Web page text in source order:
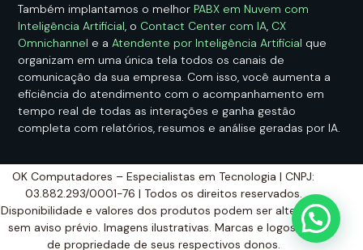
Também implantamos o melhor PABX em Nuvem com
Inteligência Artificial, o Contact Center com IA, CX
Omnichannel e aAtendente por Inteligência Artificial que
organizam em uma única tela todos os canais de
comunicação da sua empresa. Com isso, você aumenta a
eficiência do atendimento com o acompanhamento em
tempo real de todas as interações e ganha gestão
completa com relatórios, resumos e análise geradas por IA.
OK Computadores – Especialistas em Tecnologia | CNPJ:
03.882.293/0001-76 | Todos os direitos reservados.
Disponibilidade e valores dos produtos podem ser alterados
sem aviso prévio. Imagens ilustrativas. Marcas e logos são
de propriedade de seus respectivos donos.